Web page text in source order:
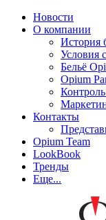
Новости
О компании
История
Условия
Бельё
Opium
Контроль
Контакты
Opium Team
LookBook
Тренды
Еще...